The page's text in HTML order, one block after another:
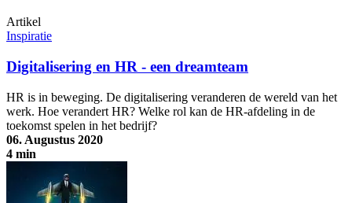
Artikel
Inspiratie
Digitalisering en HR - een dreamteam
HR is in beweging. De digitalisering veranderen de wereld van het
werk. Hoe verandert HR? Welke rol kan de HR-afdeling in de
toekomst spelen in het bedrijf?
06. Augustus 2020
4 min